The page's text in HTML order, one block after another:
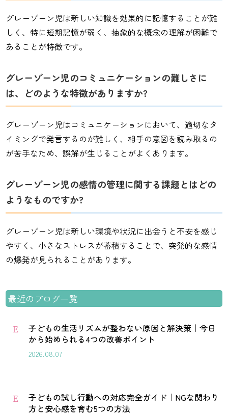
グレーゾーン児は新しい知識を効果的に記憶することが難
しく、特に短期記憶が弱く、抽象的な概念の理解が困難で
あることが特徴です。
グレーゾーン児のコミュニケーションの難しさに
は、どのような特徴がありますか?
グレーゾーン児はコミュニケーションにおいて、適切なタ
イミングで発言するのが難しく、相手の意図を読み取るの
が苦手なため、誤解が生じることがよくあります。
グレーゾーン児の感情の管理に関する課題とはどの
ようなものですか?
グレーゾーン児は新しい環境や状況に出会うと不安を感じ
やすく、小さなストレスが蓄積することで、突発的な感情
の爆発が見られることがあります。
最近のブログ一覧
E
子どもの生活リズムが整わない原因と解決策｜今日
から始められる4つの改善ポイント
2026.08.07
E
子どもの試し行動への対応完全ガイド｜NGな関わり
方と安心感を育む5つの方法